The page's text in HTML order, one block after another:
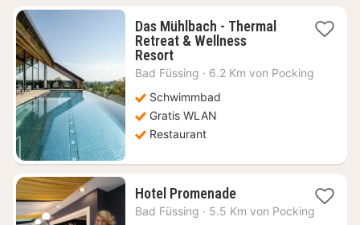
Das Mühlbach - Thermal
Retreat & Wellness
Resort1
Nacht
320,09
€
Bad Füssing · 6.2 Km von Pocking
Schwimmbad
Gratis WLAN
Restaurant
Hotel Promenade1
Nacht
Bad Füssing · 5.5 Km von Pocking